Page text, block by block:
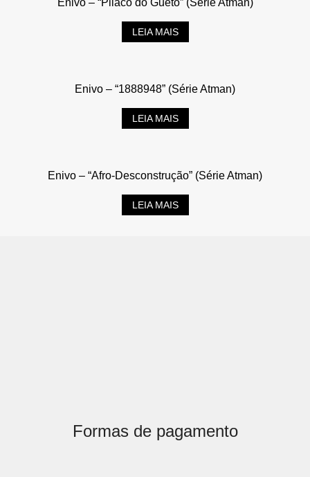
LEIA MAIS
Enivo – “1888948” (Série Atman)
LEIA MAIS
Enivo – “Afro-Desconstrução” (Série Atman)
LEIA MAIS
Formas de pagamento